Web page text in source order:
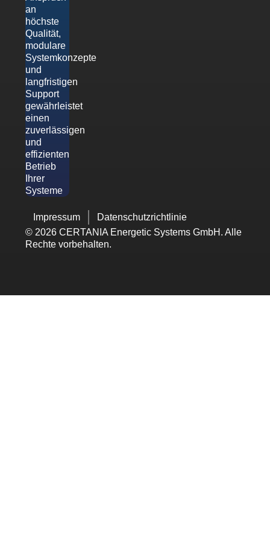
an
höchste
Qualität,
modulare
Systemkonzepte
und
langfristigen
Support
gewährleistet
einen
zuverlässigen
und
effizienten
Betrieb
Ihrer
Systeme
© 2026 CERTANIA Energetic Systems GmbH. Alle
Rechte vorbehalten.
Impressum Datenschutzrichtlinie